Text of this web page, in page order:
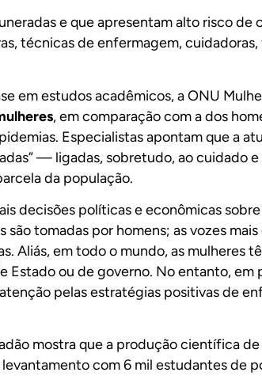
e que apresentam alto risco de
técnicas de enfermagem, cuidadoras,
em estudos acadêmicos, a ONU
, em comparação com a dos
Especialistas apontam que a
— ligadas, sobretudo, ao cuidado
da população.
decisões políticas e econômicas
tomadas por homens; as vozes mais
Aliás, em todo o mundo, as mulheres
ou de governo. No entanto, em
pelas estratégias positivas de
mostra que a produção científica de
com 6 mil estudantes de